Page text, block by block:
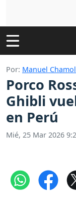
Por: Manuel
Porco
Ghibli
en Perú
Mié, 25 Mar 2026